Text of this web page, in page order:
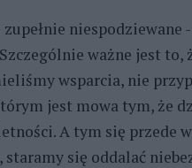
zupełnie
ważne jest
wsparcia, nie
jest mowa tym, że
A tym się
się oddalać